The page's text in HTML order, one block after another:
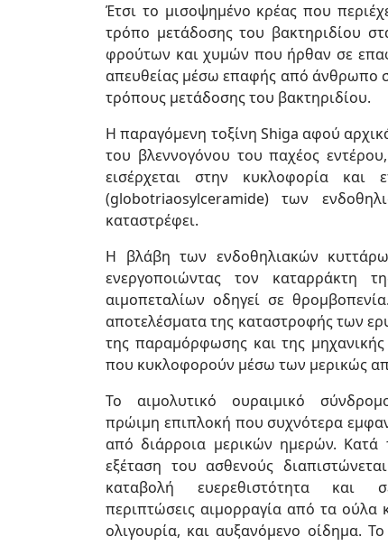
Έτσι το μισοψημένο κρέας που
τρόπο μετάδοσης του βακτηριδίου
φρούτων και χυμών που ήρθαν σε
απευθείας μέσω επαφής από άνθρωπο
τρόπους μετάδοσης του βακτηριδίου.
Η παραγόμενη τοξίνη Shiga αφού
του βλεννογόνου του παχέος
εισέρχεται στην κυκλοφορία και
(globotriaosylceramide) των
καταστρέφει.
Η βλάβη των ενδοθηλιακών
ενεργοποιώντας τον
αιμοπεταλίων οδηγεί σε
αποτελέσματα της καταστροφής των
της παραμόρφωσης και της
που κυκλοφορούν μέσω των μερικώς
Το αιμολυτικό ουραιμικό
πρώιμη επιπλοκή που συχνότερα
από διάρροια μερικών ημερών. Κατά
εξέταση του ασθενούς
καταβολή ευερεθιστότητα και
περιπτώσεις αιμορραγία από τα ούλα
ολιγουρία, και αυξανόμενο οίδημα. Το